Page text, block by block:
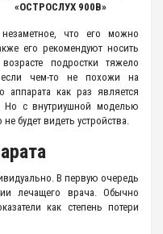
«ОСТРОСЛУХ 900B»
незаметное, что его можно
его рекомендуют носить
подростки тяжело
если чем-то не похожи на
аппарата как раз является
Но с внутриушной моделью
будет видеть устройства.
В первую очередь
лечащего врача. Обычно
как степень потери